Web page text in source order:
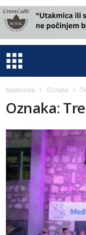
Naslovnica Oznake
Oznaka: